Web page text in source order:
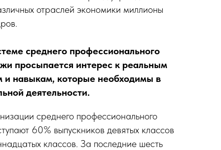
отраслей экономики миллионы
среднего профессионального
просыпается интерес к реальным
и навыкам, которые необходимы в
деятельности.
среднего профессионального
60% выпускников девятых классов
классов. За последние шесть